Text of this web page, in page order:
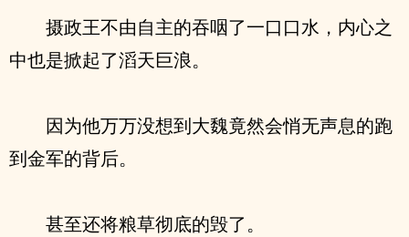
摄政王不由自主的吞咽了一口口水，内心之
中也是掀起了滔天巨浪。
因为他万万没想到大魏竟然会悄无声息的跑
到金军的背后。
甚至还将粮草彻底的毁了。